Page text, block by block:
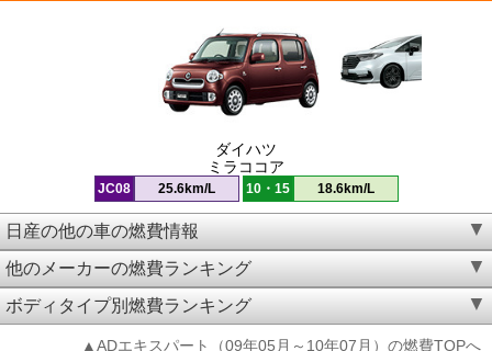
ダイハツ
ミラココア
JC08 25.6km/L 10・15 18.6km/L
日産の他の車の燃費情報
他のメーカーの燃費ランキング
ボディタイプ別燃費ランキング
▲ADエキスパート（09年05月～10年07月）の燃費TOPへ